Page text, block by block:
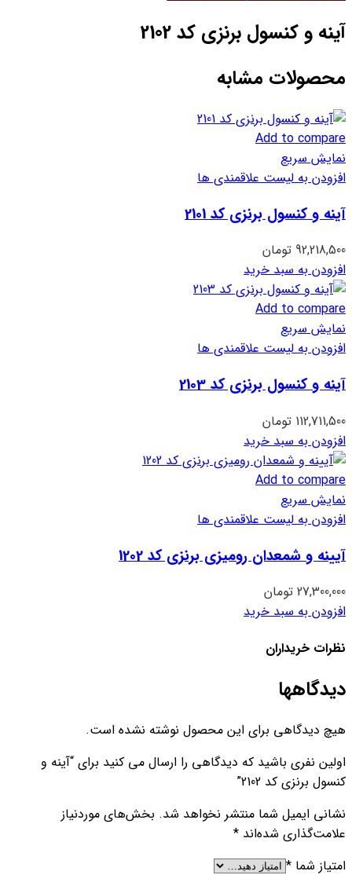
آینه و کنسول برنزی کد 2102
محصولات مشابه
Add to compare
نمایش سریع
افزودن به لیست علاقمندی ها
آینه و کنسول برنزی کد 2101
92,218,500 تومان
افزودن به سبد خرید
Add to compare
نمایش سریع
افزودن به لیست علاقمندی ها
آینه و کنسول برنزی کد 2103
112,711,500 تومان
افزودن به سبد خرید
Add to compare
نمایش سریع
افزودن به لیست علاقمندی ها
آیینه و شمعدان رومیزی برنزی کد 1202
27,300,000 تومان
افزودن به سبد خرید
نظرات خریداران
دیدگاهها
هیچ دیدگاهی برای این محصول نوشته نشده است.
اولین نفری باشید که دیدگاهی را ارسال می کنید برای “آینه و
کنسول برنزی کد 2102”
نشانی ایمیل شما منتشر نخواهد شد. بخش‌های موردنیاز
علامت‌گذاری شده‌اند *
امتیاز شما *